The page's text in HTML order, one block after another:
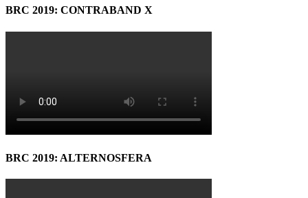
BRC 2019: CONTRABAND X
BRC 2019: ALTERNOSFERA